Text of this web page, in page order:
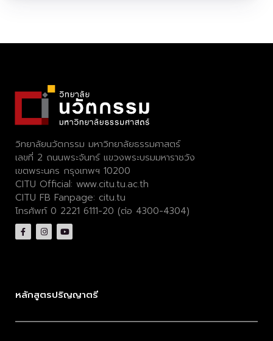
วิทยาลัยนวัตกรรม มหาวิทยาลัยธรรมศาสตร์
เลขที่ 2 ถนนพระจันทร์ แขวงพระบรมมหาราชวัง
เขตพระนคร กรุงเทพฯ 10200
CITU Official: www.citu.tu.ac.th
CITU FB Fanpage: citu.tu
โทรศัพท์ 0 2221 6111-20 (ต่อ 4300-4304)
หลักสูตรปริญญาตรี